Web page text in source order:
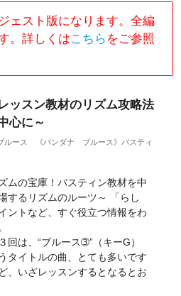
ェスト版になります。全編
。詳しくはこちら をご参照
ッスン教材のリズム攻略法
心に～
ース 《バンダナ ブルース》バスティ
ムの宝庫！バスティン教材を中
するリズムのルーツ～ 「らし
ントなど、すぐ役立つ情報をわ
回は、“ブルース➂”（キーG）
タイトルの曲、とても多いです
、いざレッスンするとなるとお